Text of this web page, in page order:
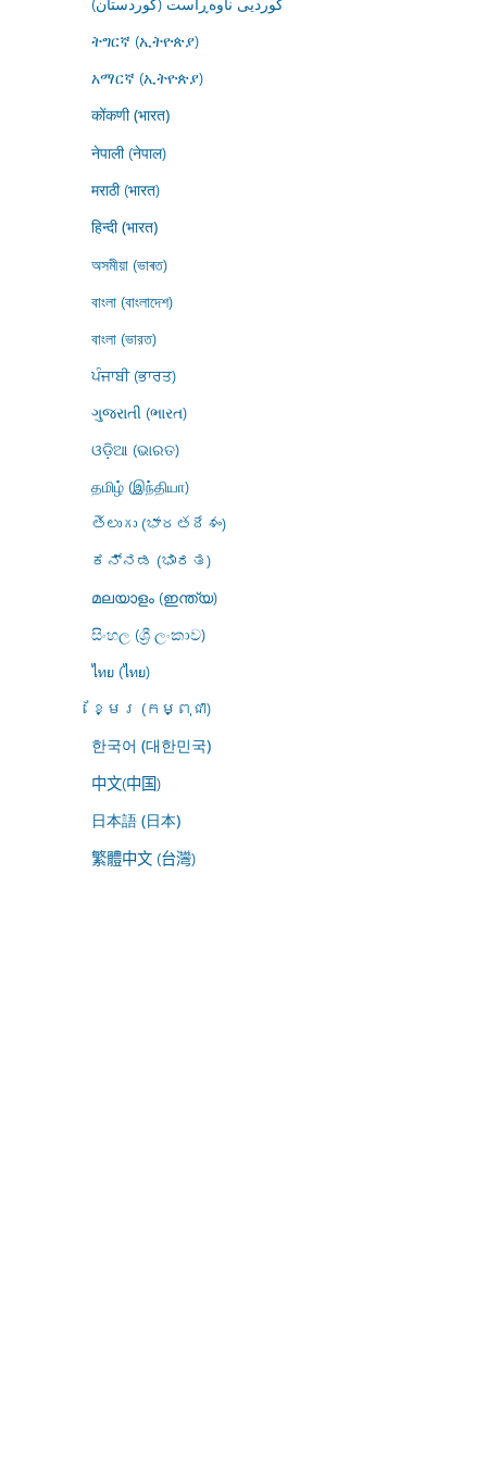
ትግርኛ (ኢትዮጵያ)
አማርኛ (ኢትዮጵያ)
कोंकणी (भारत)
नेपाली (नेपाल)
मराठी (भारत)
हिन्दी (भारत)
অসমীয়া (ভাৰত)
বাংলা (বাংলাদেশ)
বাংলা (ভারত)
ਪੰਜਾਬੀ (ਭਾਰਤ)
ગુજરાતી (ભારત)
ଓଡ଼ିଆ (ଭାରତ)
தமிழ் (இந்தியா)
తెలుగు (భారతదేశం)
ಕನ್ನಡ (ಭಾರತ)
മലയാളം (ഇന്ത്യ)
සිංහල (ශ්‍රී ලංකාව)
ไทย (ไทย)
ខ្មែរ (កម្ពុជា)
한국어 (대한민국)
中文(中国)
日本語 (日本)
繁體中文 (台灣)